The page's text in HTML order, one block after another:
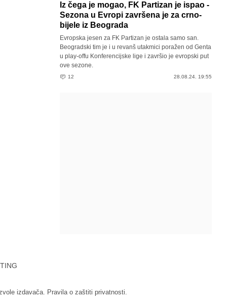
Iz čega je mogao, FK Partizan je ispao -
Sezona u Evropi završena je za crno-
bijele iz Beograda
Evropska jesen za FK Partizan je ostala samo san.
Beogradski tim je i u revanš utakmici poražen od Genta
u play-offu Konferencijske lige i završio je evropski put
ove sezone.
12 28.08.24. 19:55
izdavača. Pravila o zaštiti privatnosti.